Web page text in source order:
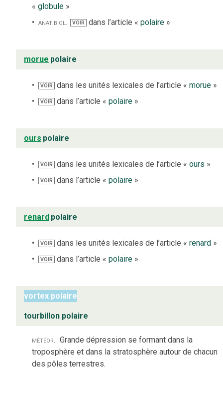
« globule »
anat. biol. VOIR dans l’article « polaire»
morue polaire
VOIR dans les unités lexicales de l’article «morue »
VOIR dans l’article «polaire »
ours polaire
VOIR dans les unités lexicales de l’article «ours »
VOIR dans l’article «polaire »
renard polaire
VOIR dans les unités lexicales de l’article «renard »
VOIR dans l’article «polaire »
vortex polaire
tourbillon polaire
météor.
Grande dépression se formant dans la
troposphère et dans la stratosphère autour de chacun
des pôles terrestres.